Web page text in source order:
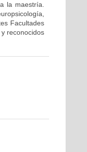
la maestría.
Facultades
reconocidos